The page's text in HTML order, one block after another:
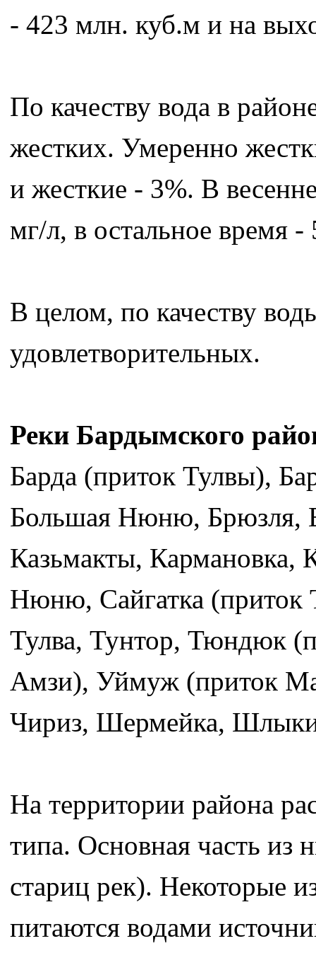
- 423 млн. куб.м и на
По качеству вода в
жестких. Умеренно
и жесткие - 3%. В
мг/л, в остальное время
В целом, по качеству
удовлетворительных.
Реки Бардымского
Барда (приток Тулвы),
Большая Нюню, Брюзля,
Казьмакты, Кармановка,
Нюню, Сайгатка (приток
Тулва, Тунтор, Тюндюк
Амзи), Уймуж (приток
Чириз, Шермейка,
На территории района
типа. Основная часть из
стариц рек). Некоторые
питаются водами